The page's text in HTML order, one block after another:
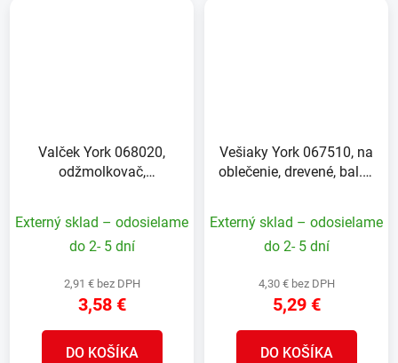
Valček York 068020,
odžmolkovač,
Externý sklad – odosielame
do 2- 5 dní
2,91 € bez DPH
3,58 €
DO KOŠÍKA
Vešiaky York 067510, na
oblečenie, drevené, bal. 3
Externý sklad – odosielame
do 2- 5 dní
4,30 € bez DPH
5,29 €
DO KOŠÍKA